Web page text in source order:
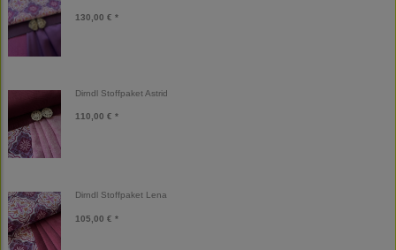
130,00 € *
Dirndl Stoffpaket Astrid
110,00 € *
Dirndl Stoffpaket Lena
105,00 € *